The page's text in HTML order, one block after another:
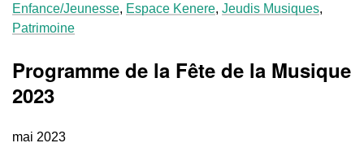
Enfance/Jeunesse, Espace Kenere, Jeudis Musiques,
Patrimoine
Programme de la Fête de la Musique
2023
mai 2023